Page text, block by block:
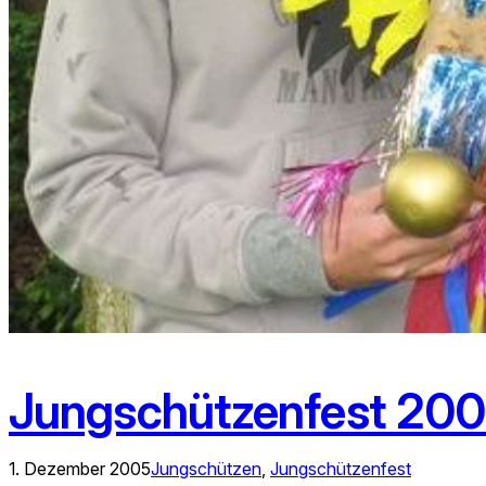
Jungschützenfest
1. Dezember 2005Jungschützen Jungschützenfest